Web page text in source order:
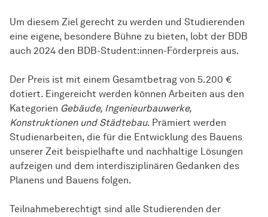
Um diesem Ziel gerecht zu werden und Studierenden
eine eigene, besondere Bühne zu bieten, lobt der BDB
auch 2024 den BDB-Student:innen-Förderpreis aus.
Der Preis ist mit einem Gesamtbetrag von 5.200 €
dotiert. Eingereicht werden können Arbeiten aus den
Kategorien Gebäude, Ingenieurbauwerke,
Konstruktionen und Städtebau. Prämiert werden
Studienarbeiten, die für die Entwicklung des Bauens
unserer Zeit beispielhafte und nachhaltige Lösungen
aufzeigen und dem interdisziplinären Gedanken des
Planens und Bauens folgen.
Teilnahmeberechtigt sind alle Studierenden der